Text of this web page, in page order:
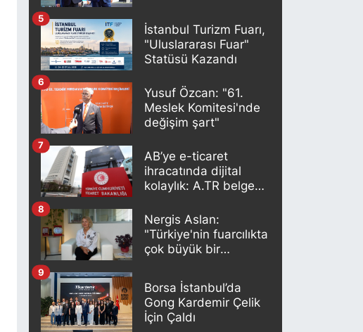
İstanbul Turizm Fuarı,
"Uluslararası Fuar"
Statüsü Kazandı
5
Yusuf Özcan: "61.
Meslek Komitesi'nde
değişim şart"
6
AB’ye e-ticaret
ihracatında dijital
kolaylık: A.TR belgesi
oluşturuluyor
7
Nergis Aslan:
"Türkiye'nin fuarcılıkta
çok büyük bir
8
Borsa İstanbul’da
Gong Kardemir Çelik
İçin Çaldı
9